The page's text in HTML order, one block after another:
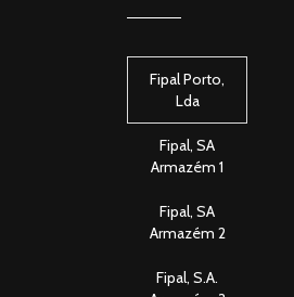
Fipal Porto,
Lda
Fipal, SA
Armazém 1
Fipal, SA
Armazém 2
Fipal, S.A.